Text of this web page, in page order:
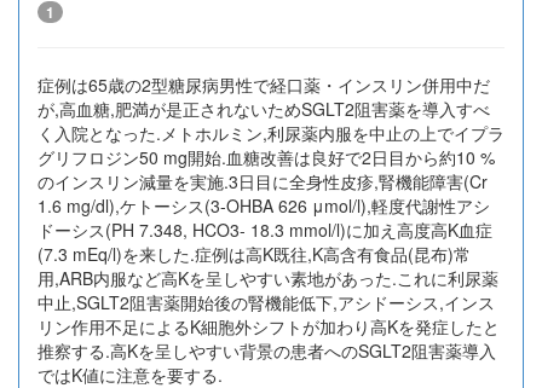
1
症例は65歳の2型糖尿病男性で経口薬・インスリン併用中だ
が,高血糖,肥満が是正されないためSGLT2阻害薬を導入すべ
く入院となった.メトホルミン,利尿薬内服を中止の上でイプラ
グリフロジン50 mg開始.血糖改善は良好で2日目から約10 %
のインスリン減量を実施.3日目に全身性皮疹,腎機能障害(Cr
1.6 mg/dl),ケトーシス(3-OHBA 626 μmol/l),軽度代謝性アシ
ドーシス(PH 7.348, HCO3- 18.3 mmol/l)に加え高度高K血症
(7.3 mEq/l)を来した.症例は高K既往,K高含有食品(昆布)常
用,ARB内服など高Kを呈しやすい素地があった.これに利尿薬
中止,SGLT2阻害薬開始後の腎機能低下,アシドーシス,インス
リン作用不足によるK細胞外シフトが加わり高Kを発症したと
推察する.高Kを呈しやすい背景の患者へのSGLT2阻害薬導入
ではK値に注意を要する.